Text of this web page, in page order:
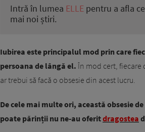
Intră în lumea ELLE pentru a afla
mai noi știri.
Iubirea este principalul mod prin care
persoana de lângă el. În mod cert, fiecare
ar trebui să facă o obsesie din acest lucru.
De cele mai multe ori, această obsesie
poate părinții nu ne-au oferitdragostea